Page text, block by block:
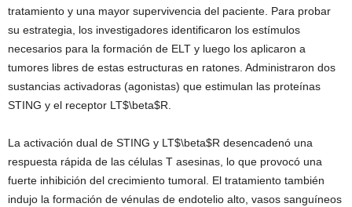
tratamiento y una mayor supervivencia del paciente. Para probar
su estrategia, los investigadores identificaron los estímulos
necesarios para la formación de ELT y luego los aplicaron a
tumores libres de estas estructuras en ratones. Administraron dos
sustancias activadoras (agonistas) que estimulan las proteínas
STING y el receptor LT$\beta$R.
La activación dual de STING y LT$\beta$R desencadenó una
respuesta rápida de las células T asesinas, lo que provocó una
fuerte inhibición del crecimiento tumoral. El tratamiento también
indujo la formación de vénulas de endotelio alto, vasos sanguíneos